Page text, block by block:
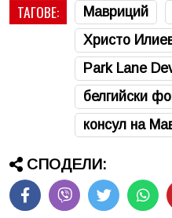
ТАГОВЕ: Мавриций
Христо
Park Lane
белгийски
консул на
СПОДЕЛИ: